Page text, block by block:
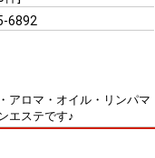
6892
アロマ・オイル・リンパマ
エステです♪